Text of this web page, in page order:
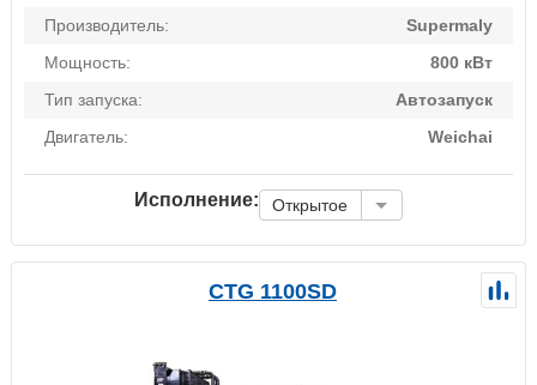
Производитель:
Supermaly
Мощность:
800 кВт
Тип запуска:
Автозапуск
Двигатель:
Weichai
Исполнение: Открытое
CTG 1100SD